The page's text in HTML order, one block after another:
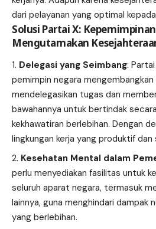
dari pelayanan yang optimal
Solusi Partai X:
Mengutamakan
Delegasi yang Seimbang:
pemimpin negara mengembangkan
mendelegasikan tugas dan
bawahannya untuk bertindak
kekhawatiran berlebihan. Dengan
lingkungan kerja yang produktif dan
Kesehatan Mental dalam
perlu menyediakan fasilitas untuk
seluruh aparat negara, termasuk
lainnya, guna menghindari dampak
yang berlebihan.